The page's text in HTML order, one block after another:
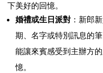
下美好的回憶。
婚禮或生日派對 ：新郎
期、名字或特別訊息的
能讓來賓感受到主辦方
憶。